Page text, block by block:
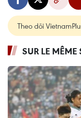
Theo dõi
SUR LE MÊME